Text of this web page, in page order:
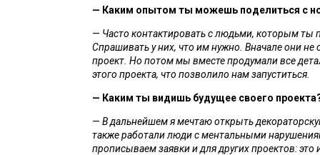
— Каким опытом ты можешь поделиться с
— Часто контактировать с людьми, которым ты
Спрашивать у них, что им нужно. Вначале они не
проект. Но потом мы вместе продумали все
этого проекта, что позволило нам запуститься.
— Каким ты видишь будущее своего
— В дальнейшем я мечтаю открыть
также работали люди с ментальными
прописываем заявки и для других проектов: это